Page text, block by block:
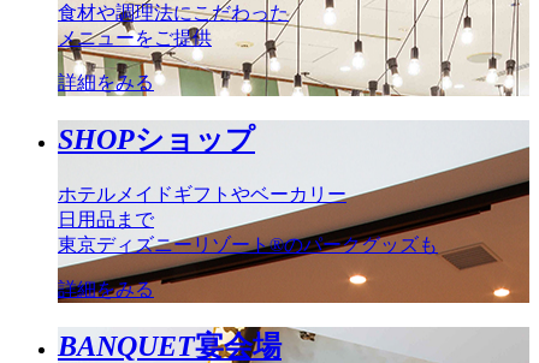
食材や調理法にこだわった
メニューをご提供
詳細をみる
SHOPショップ
ホテルメイドギフトやベーカリー
日用品まで
東京ディズニーリゾート®のパークグッズも
詳細をみる
BANQUET宴会場